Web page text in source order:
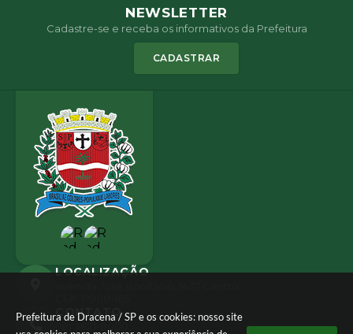
Prefeitura de Dracena / SP e os cookies: nosso site
NEWSLETTER
Cadastre-se e receba os informativos da Prefeitura
CADASTRAR
LOCALIZAÇÃO
CONTATO